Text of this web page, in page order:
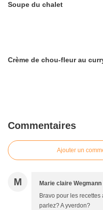
Soupe du chalet
Crème de chou-fleur au
Commentaires
Ajouter un
M Marie claire Wegmann
Bravo pour les
parlez? A yverdon?